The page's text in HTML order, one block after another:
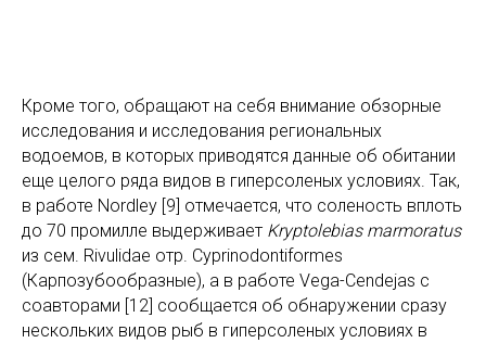
Кроме того, обращают на себя внимание обзорные
исследования и исследования региональных
водоемов, в которых приводятся данные об обитании
еще целого ряда видов в гиперсоленых условиях. Так,
в работе Nordley [9] отмечается, что соленость вплоть
до 70 промилле выдерживает Kryptolebias marmoratus
из сем. Rivulidae отр. Cyprinodontiformes
(Карпозубообразные), а в работе Vega-Cendejas с
соавторами [12] сообщается об обнаружении сразу
нескольких видов рыб в гиперсоленых условиях в